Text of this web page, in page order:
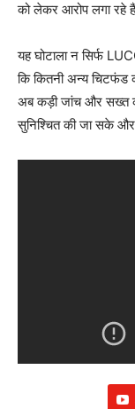
को लेकर आरोप लगा रहे
यह घोटाला न सिर्फ
कि कितनी अन्य चिटफंड
अब कड़ी जांच और सख्त
सुनिश्चित की जा सके